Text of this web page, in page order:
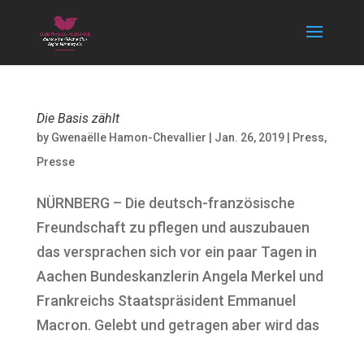
Die Basis zählt
by Gwenaëlle Hamon-Chevallier Jan. 26, 2019| Press,
Presse
NÜRNBERG – Die deutsch-französische
Freundschaft zu pflegen und auszubauen
das versprachen sich vor ein paar Tagen in
Aachen Bundeskanzlerin Angela Merkel und
Frankreichs Staatspräsident Emmanuel
Macron. Gelebt und getragen aber wird das